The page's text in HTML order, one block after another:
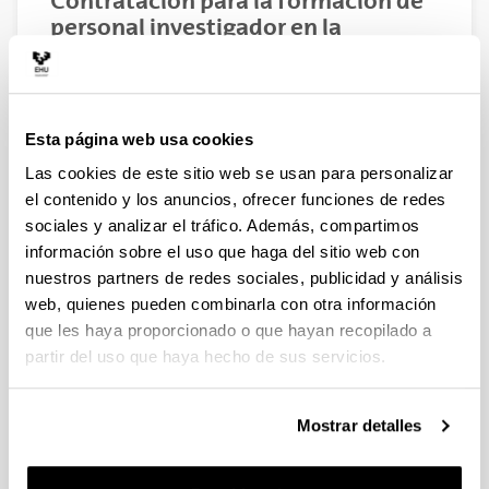
Esta página web usa cookies
Las cookies de este sitio web se usan para personalizar
el contenido y los anuncios, ofrecer funciones de redes
sociales y analizar el tráfico. Además, compartimos
información sobre el uso que haga del sitio web con
nuestros partners de redes sociales, publicidad y análisis
web, quienes pueden combinarla con otra información
que les haya proporcionado o que hayan recopilado a
partir del uso que haya hecho de sus servicios.
Mostrar detalles
personal investigador en la
UPV/EHU 2021
Predoctoral
Plazo de presentación cerrado: 08/05/2021 -
07/06/2021 23:59
Entidades convocantes
Vicerrectorado de Investigación, - EHU
Modalidades I y II: se ha publicado Resolución de
nuevas concesiones por renuncias y corrección
de errores.
Convocatoria
Modalidades I y II
Convocatorias anteriores
Datos de contacto